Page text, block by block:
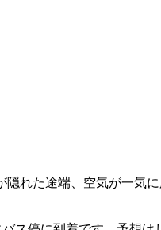
れた途端、空気が一